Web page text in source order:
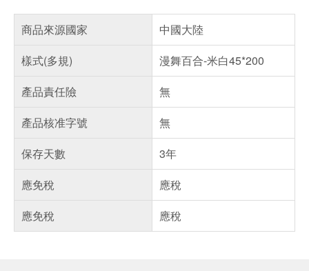
商品來源國家
中國大陸
樣式(多規)
漫舞百合-米白45*200
產品責任險
無
產品核准字號
無
保存天數
3年
應免稅
應稅
應免稅
應稅